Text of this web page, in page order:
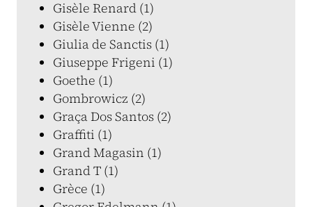
Gisèle Renard (1)
Gisèle Vienne (2)
Giulia de Sanctis (1)
Giuseppe Frigeni (1)
Goethe (1)
Gombrowicz (2)
Graça Dos Santos (2)
Graffiti (1)
Grand Magasin (1)
Grand T (1)
Grèce (1)